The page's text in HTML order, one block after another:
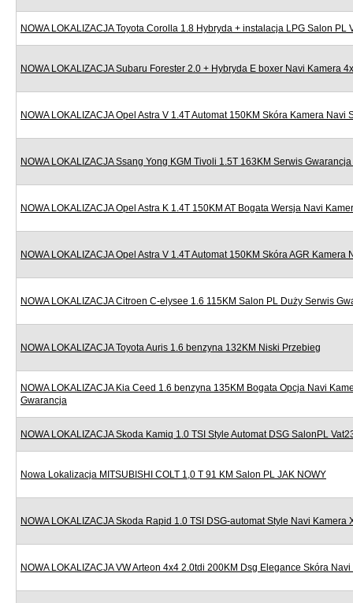
NOWA LOKALIZACJA Toyota Corolla 1.8 Hybryda + instalacja LPG Salon PL
NOWA LOKALIZACJA Subaru Forester 2.0 + Hybryda E boxer Navi Kamera
NOWA LOKALIZACJA Opel Astra V 1.4T Automat 150KM Skóra Kamera Navi
NOWA LOKALIZACJA Ssang Yong KGM Tivoli 1.5T 163KM Serwis
NOWA LOKALIZACJA Opel Astra K 1.4T 150KM AT Bogata Wersja Navi
NOWA LOKALIZACJA Opel Astra V 1.4T Automat 150KM Skóra AGR Kamera
NOWA LOKALIZACJA Citroen C-elysee 1.6 115KM Salon PL Duży Serwis
NOWA LOKALIZACJA Toyota Auris 1.6 benzyna 132KM Niski Przebieg
NOWA LOKALIZACJA Kia Ceed 1.6 benzyna 135KM Bogata Opcja Navi
Gwarancja
NOWA LOKALIZACJA Skoda Kamiq 1.0 TSI Style Automat DSG SalonPL
Nowa Lokalizacja MITSUBISHI COLT 1,0 T 91 KM Salon PL JAK NOWY
NOWA LOKALIZACJA Skoda Rapid 1.0 TSI DSG-automat Style Navi Kamera
NOWA LOKALIZACJA VW Arteon 4x4 2.0tdi 200KM Dsg Elegance Skóra